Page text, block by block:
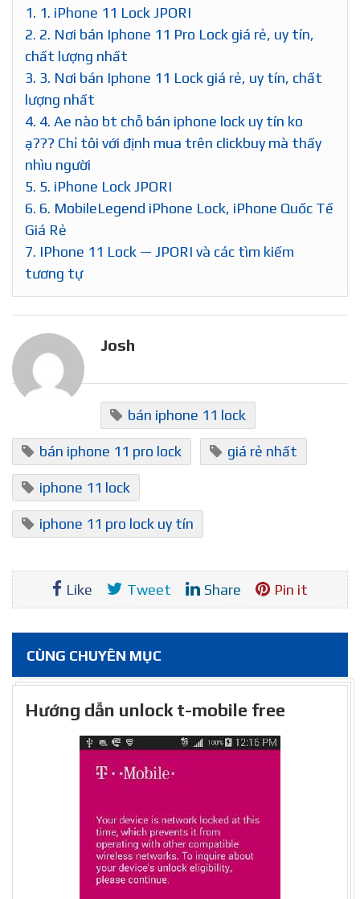
1. 1. iPhone 11 Lock JPORI
2. 2. Nơi bán Iphone 11 Pro Lock giá rẻ, uy tín,
chất lượng nhất
3. 3. Nơi bán Iphone 11 Lock giá rẻ, uy tín, chất
lượng nhất
4. 4. Ae nào bt chỗ bán iphone lock uy tín ko
ạ??? Chỉ tôi với định mua trên clickbuy mà thấy
nhìu người
5. 5. iPhone Lock JPORI
6. 6. MobileLegend iPhone Lock, iPhone Quốc Tế
Giá Rẻ
7. IPhone 11 Lock — JPORI và các tìm kiếm
tương tự
Josh
bán iphone 11 lock
bán iphone 11 pro lock giá rẻ nhất
iphone 11 lock
iphone 11 pro lock uy tín
Like Tweet Share Pin it
CÙNG CHUYÊN MỤC
Hướng dẫn unlock t-mobile free